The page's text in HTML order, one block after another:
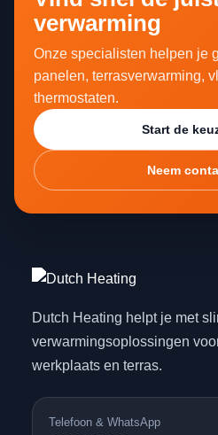
verwarming
Onze specialisten helpen je
panelen, terrasverwarming,
thermostaten.
Start de
Neem
Dutch Heating helpt je met
verwarmingsoplossingen
werkplaats en terras.
Telefoon & WhatsApp